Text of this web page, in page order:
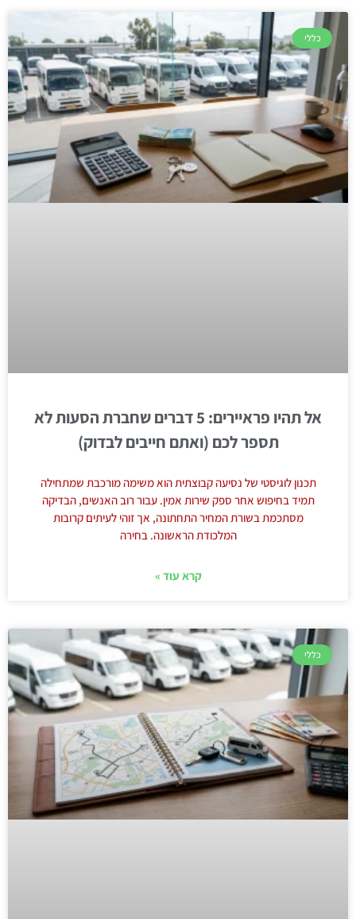
כללי
אל תהיו פראיירים: 5 דברים שחברת הסעות לא
תספר לכם (ואתם חייבים לבדוק)
תכנון לוגיסטי של נסיעה קבוצתית הוא משימה מורכבת שמתחילה
תמיד בחיפוש אחר ספק שירות אמין. עבור רוב האנשים, הבדיקה
מסתכמת בשורת המחיר התחתונה, אך זוהי לעיתים קרובות
המלכודת הראשונה. בחירה
קרא עוד »
כללי